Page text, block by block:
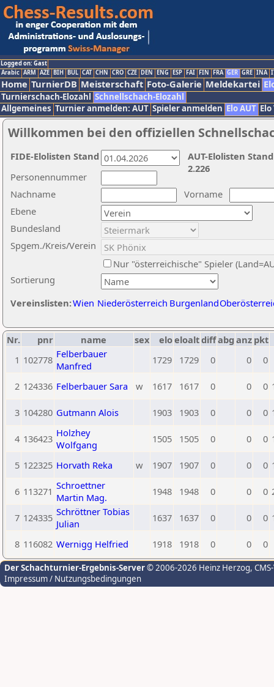
Logged on: Gast
Arabic ARM AZE BIH BUL CAT CHN CRO CZE DEN ENG ESP FAI FIN FRA GER GRE INA
Home TurnierDB Meisterschaft Foto-Galerie Meldekartei
Turnierschach-Elozahl Schnellschach-Elozahl
Allgemeines Turnier anmelden: AUT Spieler anmelden Elo AUT
Willkommen bei den offiziellen
Nachname
Vorname
Ebene
Sortierung
Personennummer
Bundesland
Spgem./Kreis/Verein
Nur "österreichische" Spieler
Vereinslisten:Wien Niederösterreich Burgenland
AUT-Elolisten
2.226
FIDE-Elolisten Stand
Nr. pnr name sex eloeloaltdiffabg anz pkt
1 102778 Felberbauer
Manfred
1729 1729 0 0 0
2 124336 Felberbauer Sara w 1617 1617 0 0 0
3 104280 Gutmann Alois 1903 1903 0 0 0
4 136423 Holzhey
Wolfgang
1505 1505 0 0 0
5 122325 Horvath Reka w 1907 1907 0 0 0
6 113271 Schroettner
Martin Mag.
1948 1948 0 0 0
7 124335 Schröttner Tobias
Julian
1637 1637 0 0 0
8 116082 Wernigg Helfried 1918 1918 0 0 0
Der Schachturnier-Ergebnis-Server© 2006-2026 Heinz Herzog,
Impressum / Nutzungsbedingungen